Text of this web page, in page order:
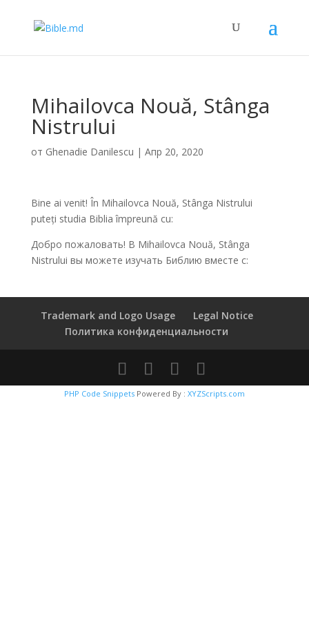
Mihailovca Nouă, Stânga
Nistrului
от Ghenadie Danilescu | Апр 20, 2020
Bine ai venit! În Mihailovca Nouă, Stânga Nistrului
puteți studia Biblia împreună cu:
Добро пожаловать! В Mihailovca Nouă, Stânga
Nistrului вы можете изучать Библию вместе с:
Trademark and Logo Usage
Legal Notice
Политика конфиденциальности
PHP Code Snippets Powered By : XYZScripts.com